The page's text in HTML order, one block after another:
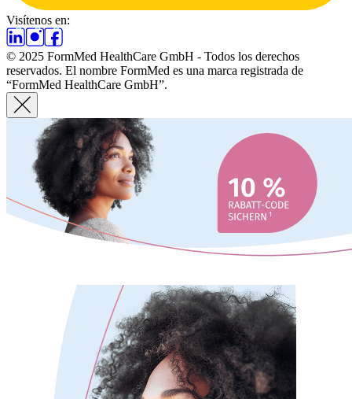
Visítenos en:
© 2025 FormMed HealthCare GmbH - Todos los derechos
reservados. El nombre FormMed es una marca registrada de
“FormMed HealthCare GmbH”.